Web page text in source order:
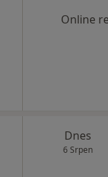
Online
Dnes
6 Srpen